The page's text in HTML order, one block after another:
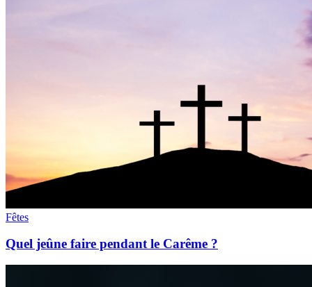
Fêtes
Quel jeûne faire pendant le Carême ?